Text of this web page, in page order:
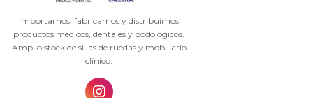
Importamos, fabricamos y distribuimos
productos médicos, dentales y podológicos.
Amplio stock de sillas de ruedas y mobiliario
clínico.